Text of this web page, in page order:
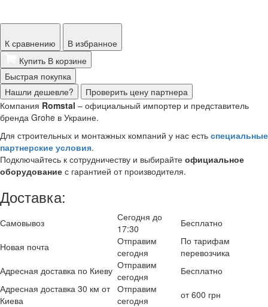
К сравнению
В избранное
Купить В корзине
Быстрая покупка
Нашли дешевле?
Проверить цену партнера
Компания Romstal – официальный импортер и представитель
бренда Grohe в Украине.
Для строительных и монтажных компаний у нас есть специальные
партнерские условия.
Подключайтесь к сотрудничеству и выбирайте официальное
оборудование с гарантией от производителя.
Доставка:
Самовывоз
Сегодня до
17:30
Бесплатно
Новая почта
Отправим
сегодня
По тарифам
перевозчика
Адресная доставка по Киеву Отправим
сегодня
Бесплатно
Адресная доставка 30 км от
Киева
Отправим
сегодня
от 600 грн